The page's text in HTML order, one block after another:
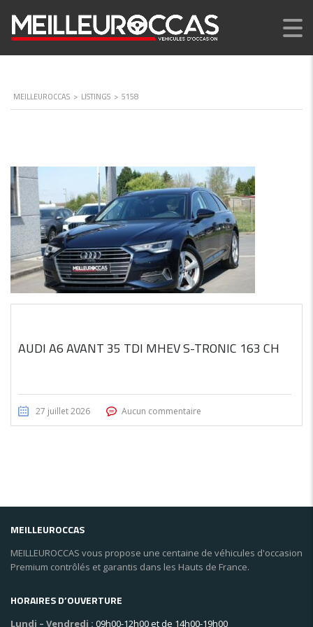
MEILLEUROCCAS > LISTINGS > 5158
AUDI A6 AVANT 35 TDI MHEV S-TRONIC 163 CH
27 juillet 2026 Aucun commentaire
MEILLEUROCCAS
MEILLEUROCCAS vous propose une centaine de véhicules d'occasion
Premium contrôlés et garantis dans les Hauts de France.
HORAIRES D’OUVERTURE
Lundi – Vendredi : 09h00-12h00 et de 14h00-19h00